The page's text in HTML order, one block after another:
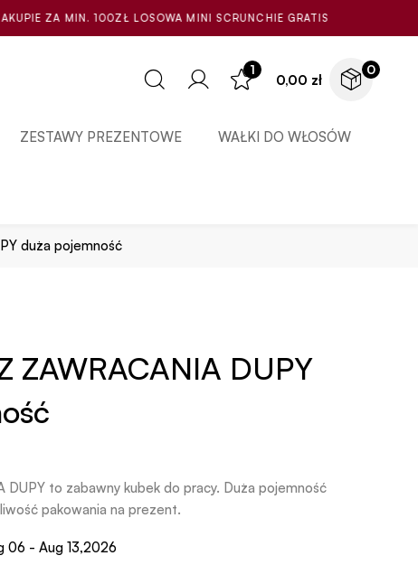
MINI SCRUNCHIE GRATIS
1
0,00 zł
0
ZESTAWY PREZENTOWE WAŁKI DO WŁOSÓW
duża pojemność
ZAWRACANIA DUPY
DUPY to zabawny kubek do pracy. Duża pojemność
pakowania na prezent.
06 - Aug 13,2026